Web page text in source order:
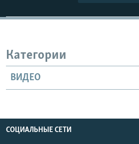
Категории
ВИДЕО
СОЦИАЛЬНЫЕ СЕТИ